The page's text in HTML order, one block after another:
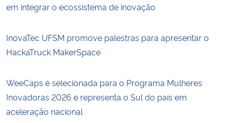
em integrar o ecossistema de inovação
InovaTec UFSM promove palestras para apresentar o
HackaTruck MakerSpace
WeeCaps é selecionada para o Programa Mulheres
Inovadoras 2026 e representa o Sul do país em
aceleração nacional